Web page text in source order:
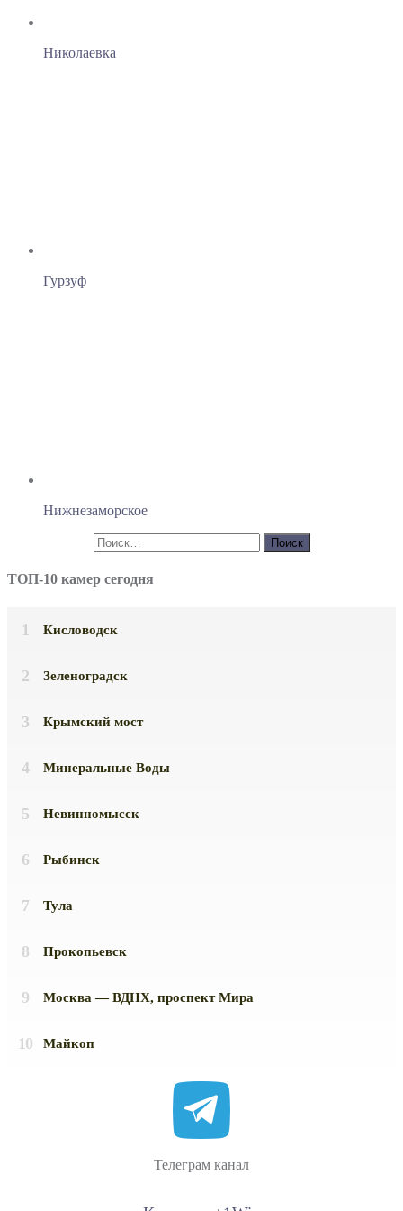
Николаевка
Гурзуф
Нижнезаморское
ТОП-10 камер сегодня
Кисловодск
Зеленоградск
Крымский мост
Минеральные Воды
Невинномысск
Рыбинск
Тула
Прокопьевск
Москва — ВДНХ, проспект Мира
Майкоп
Телеграм канал